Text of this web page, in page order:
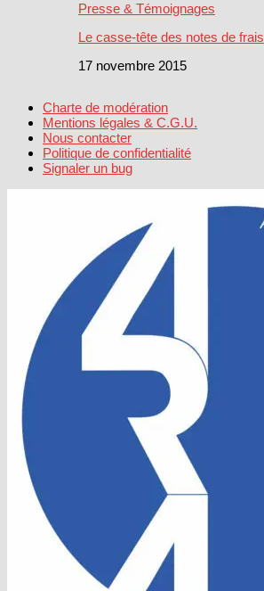
Presse & Témoignages
Le casse-tête des notes de frais
17 novembre 2015
Charte de modération
Mentions légales & C.G.U.
Nous contacter
Politique de confidentialité
Signaler un bug